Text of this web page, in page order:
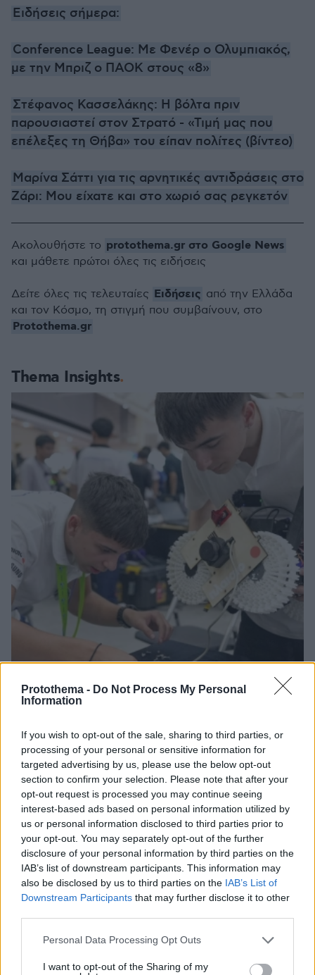
Protothema - Do Not Process My Personal
Information
If you wish to opt-out of the sale, sharing to third parties, or
processing of your personal or sensitive information for
targeted advertising by us, please use the below opt-out
section to confirm your selection. Please note that after your
opt-out request is processed you may continue seeing
interest-based ads based on personal information utilized by
us or personal information disclosed to third parties prior to
your opt-out. You may separately opt-out of the further
disclosure of your personal information by third parties on the
IAB’s list of downstream participants. This information may
also be disclosed by us to third parties on the IAB’s List of
Downstream Participants that may further disclose it to other
Please note that this website/app uses one or more Google
not limited to your visit or usage behaviour. You may click to
Personal Data Processing Opt Outs
I want to opt-out of the Sharing of my
Ειδήσεις σήμερα:
Conference League: Με Φενέρ ο Ολυμπιακός,
με την Μπριζ ο ΠΑΟΚ στους «8»
Στέφανος Κασσελάκης: Η βόλτα πριν
παρουσιαστεί στον Στρατό - «Τιμή μας που
επέλεξες τη Θήβα» του είπαν πολίτες (βίντεο)
Μαρίνα Σάττι για τις αρνητικές αντιδράσεις στο
Ζάρι: Μου είχατε και στο χωριό σας ρεγκετόν
Thema Insights
04.08.2026, 11:20
Από μαθητής, φοιτητής σε άλλη πόλη!
06.08.2026, 10:52
Επαγγελματική Εκπαίδευση & Εξειδίκευση: Το Mοντέλο που
σε Bάζει στην Aγορά Eργασίας
26.07.2026, 09:54
Ακολουθήστε το protothema.gr στο Google News
και μάθετε πρώτοι όλες τις ειδήσεις
Δείτε όλες τις τελευταίες Ειδήσεις από την Ελλάδα
και τον Κόσμο, τη στιγμή που συμβαίνουν, στο
Protothema.gr
ΣΧΟΛΙΑ
ΠΡΟΣΘΗΚΗ ΣΧΟΛΙΟΥ
ΠΡΟΣΘΗΚΗ ΣΧΟΛΙΟΥ